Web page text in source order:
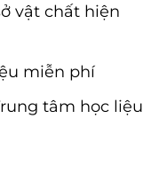
vật chất hiện
miễn phí
tâm học liệu